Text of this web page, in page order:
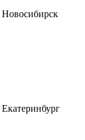
Новосибирск
Екатеринбург